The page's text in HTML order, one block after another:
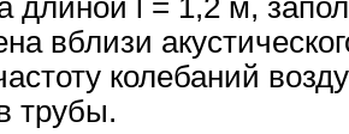
длиной l = 1,2 м,
вблизи
колебаний
трубы.